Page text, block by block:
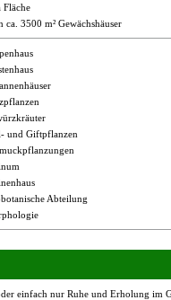
Fläche
ca. 3500 m² Gewächshäuser
und Giftpflanzen
Abteilung
einfach nur Ruhe und Erholung im